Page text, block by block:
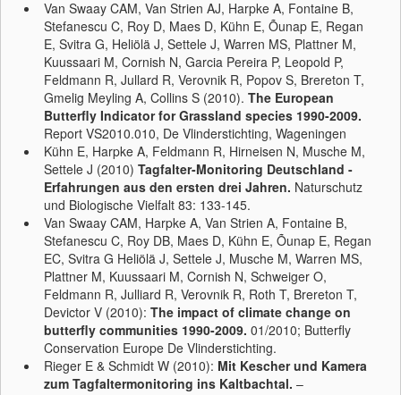
Van Swaay CAM, Van Strien AJ, Harpke A, Fontaine B,
Stefanescu C, Roy D, Maes D, Kühn E, Õunap E, Regan
E, Svitra G, Heliölä J, Settele J, Warren MS, Plattner M,
Kuussaari M, Cornish N, Garcia Pereira P, Leopold P,
Feldmann R, Jullard R, Verovnik R, Popov S, Brereton T,
Gmelig Meyling A, Collins S (2010). The European
Butterfly Indicator for Grassland species 1990-2009.
Report VS2010.010, De Vlinderstichting, Wageningen
Kühn E, Harpke A, Feldmann R, Hirneisen N, Musche M,
Settele J (2010) Tagfalter-Monitoring Deutschland -
Erfahrungen aus den ersten drei Jahren. Naturschutz
und Biologische Vielfalt 83: 133-145.
Van Swaay CAM, Harpke A, Van Strien A, Fontaine B,
Stefanescu C, Roy DB, Maes D, Kühn E, Õunap E, Regan
EC, Svitra G Heliölä J, Settele J, Musche M, Warren MS,
Plattner M, Kuussaari M, Cornish N, Schweiger O,
Feldmann R, Julliard R, Verovnik R, Roth T, Brereton T,
Devictor V (2010): The impact of climate change on
butterfly communities 1990-2009. 01/2010; Butterfly
Conservation Europe De Vlinderstichting.
Rieger E & Schmidt W (2010): Mit Kescher und Kamera
zum Tagfaltermonitoring ins Kaltbachtal. –